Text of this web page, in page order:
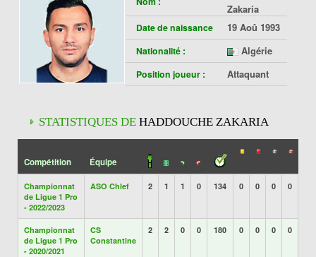
Zakaria
Date de naissance 19 Aoû 1993
Nationalité : Algérie
Position joueur : Attaquant
STATISTIQUES DE HADDOUCHE ZAKARIA
Compétition Équipe
Championnat
de Ligue 1 Pro
- 2022/2023
ASO Chlef 2 1 1 0 134 0 0 0 0
Championnat
de Ligue 1 Pro
- 2020/2021
CS
Constantine
2 2 0 0 180 0 0 0 0